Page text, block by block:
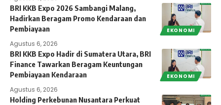
EKONOMI
BRI KKB Expo 2026 Sambangi Malang,
Hadirkan Beragam Promo Kendaraan dan
Pembiayaan
Agustus 6, 2026
EKONOMI
BRI KKB Expo Hadir di Sumatera Utara, BRI
Finance Tawarkan Beragam Keuntungan
Pembiayaan Kendaraan
Agustus 6, 2026
Holding Perkebunan Nusantara Perkuat